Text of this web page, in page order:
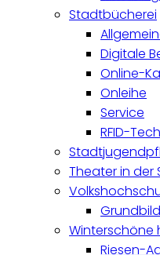
Stadtbücherei
Digitale
Online-
Onleihe
Service
RFID-
Theater in der
Riesen-